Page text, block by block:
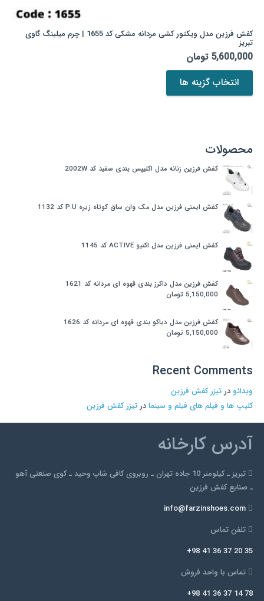
کفش فرزین مدل ویکتور کشی مردانه مشکی کد 1655 | چرم میلینگ گاوی
تبریز
5,600,000 تومان
انتخاب گزینه ها
گزینه
است
محصول
محصولات
کفش فرزین زنانه مدل اکلیپس بندی سفید کد 2002W
کفش ایمنی فرزین مدل مک وان ساق کوتاه زیره P.U کد 1132
کفش ایمنی فرزین مدل اکتیو ACTIVE کد 1145
کفش فرزین مدل داکرز بندی قهوه ای مردانه کد 1621
5,150,000 تومان
کفش فرزین مدل دیاکو بندی قهوه ای مردانه کد 1626
5,150,000 تومان
Recent Comments
ویدائودرتیزر کفش فرزین
کلیپ ها و فیلم های فیلم و سینمادرتیزر کفش فرزین
آدرس کارخانه
تبریز ـ کیلومتر 10 جاده تهران ـ روبروی کافی شاپ وحید ـ کوی صنعتی آهو
ـ صنایع کفش فرزین
info@farzinshoes.com
تلفن تماس
+98 41 36 37 20 35
تماس با واحد فروش
+98 41 36 37 14 78